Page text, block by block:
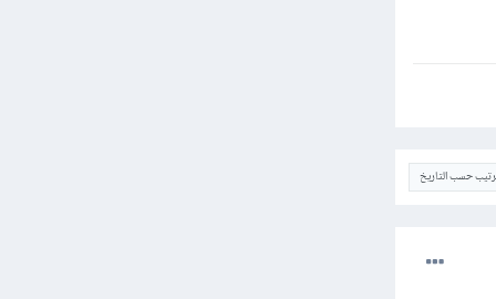
حسب التاريخ